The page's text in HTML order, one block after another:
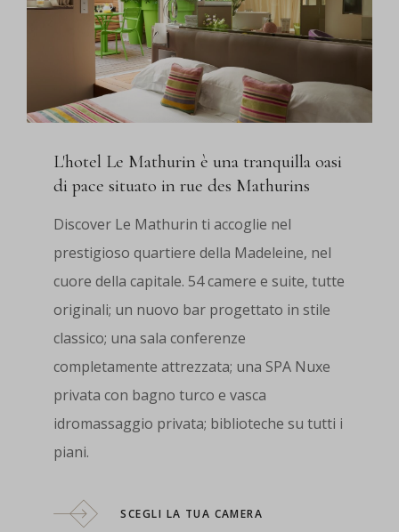
L'hotel Le Mathurin è una tranquilla oasi
di pace situato in rue des Mathurins
Discover Le Mathurin ti accoglie nel
prestigioso quartiere della Madeleine, nel
cuore della capitale. 54 camere e suite, tutte
originali; un nuovo bar progettato in stile
classico; una sala conferenze
completamente attrezzata; una SPA Nuxe
privata con bagno turco e vasca
idromassaggio privata; biblioteche su tutti i
piani.
SCEGLI LA TUA CAMERA